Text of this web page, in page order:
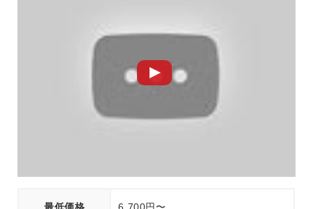
最低価格 6,700円〜